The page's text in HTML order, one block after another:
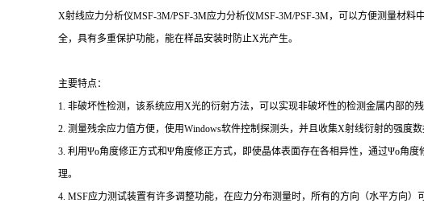
X射线应力分析仪MSF-3M/PSF-3M应力分析仪MSF-3M/PSF-3M，可以方便测量材
全，具有多重保护功能，能在样品安装时防止X光产生。
主要特点：
1. 非破坏性检测，该系统应用X光的衍射方法，可以实现非破坏性的检测金属内部的残
2. 测量残余应力值方便，使用Windows软件控制探测头，并且收集X射线衍射的强度
3. 利用Ψo角度修正方式和Ψ角度修正方式，即使晶体表面存在各相异性，通过Ψo角
理。
4. MSF应力测试装置有许多调整功能，在应力分布测量时，所有的方向（水平方向